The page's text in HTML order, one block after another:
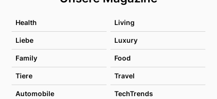
Health Living
Liebe Luxury
Family Food
Tiere Travel
Automobile TechTrends